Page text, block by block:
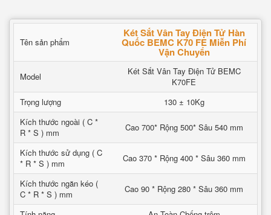
Tên sản phẩm
Két Sắt Vân Tay Điện Tử Hàn
Quốc BEMC K70 FE Miễn Phí
Vận Chuyển
Model
Két Sắt Vân Tay Điện Tử BEMC
K70FE
Trọng lượng
130 ± 10Kg
Kích thước ngoài ( C *
R * S ) mm
Cao 700* Rộng 500* Sâu 540 mm
Kích thước sử dụng ( C
* R * S ) mm
Cao 370 * Rộng 400 * Sâu 360 mm
Kích thước ngăn kéo (
C * R * S ) mm
Cao 90 * Rộng 280 * Sâu 360 mm